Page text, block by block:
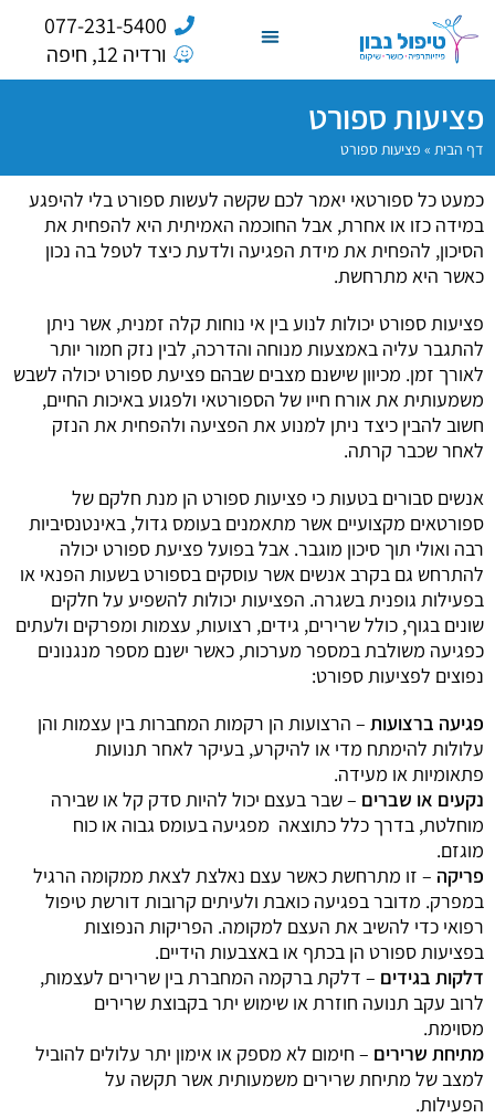
077-231-5400
ורדיה 12, חיפה
פציעות ספורט
דף הבית » פציעות ספורט
כמעט כל ספורטאי יאמר לכם שקשה לעשות ספורט בלי להיפגע
במידה כזו או אחרת, אבל החוכמה האמיתית היא להפחית את
הסיכון, להפחית את מידת הפגיעה ולדעת כיצד לטפל בה נכון
כאשר היא מתרחשת.
פציעות ספורט יכולות לנוע בין אי נוחות קלה זמנית, אשר ניתן
להתגבר עליה באמצעות מנוחה והדרכה, לבין נזק חמור יותר
לאורך זמן. מכיוון שישנם מצבים שבהם פציעת ספורט יכולה לשבש
משמעותית את אורח חייו של הספורטאי ולפגוע באיכות החיים,
חשוב להבין כיצד ניתן למנוע את הפציעה ולהפחית את הנזק
לאחר שכבר קרתה.
אנשים סבורים בטעות כי פציעות ספורט הן מנת חלקם של
ספורטאים מקצועיים אשר מתאמנים בעומס גדול, באינטנסיביות
רבה ואולי תוך סיכון מוגבר. אבל בפועל פציעת ספורט יכולה
להתרחש גם בקרב אנשים אשר עוסקים בספורט בשעות הפנאי או
בפעילות גופנית בשגרה. הפציעות יכולות להשפיע על חלקים
שונים בגוף, כולל שרירים, גידים, רצועות, עצמות ומפרקים ולעתים
כפגיעה משולבת במספר מערכות, כאשר ישנם מספר מנגנונים
נפוצים לפציעות ספורט:
פגיעה ברצועות – הרצועות הן רקמות המחברות בין עצמות והן
עלולות להימתח מדי או להיקרע, בעיקר לאחר תנועות
פתאומיות או מעידה.
נקעים או שברים – שבר בעצם יכול להיות סדק קל או שבירה
מוחלטת, בדרך כלל כתוצאה מפגיעה בעומס גבוה או כוח
מוגזם.
פריקה – זו מתרחשת כאשר עצם נאלצת לצאת ממקומה הרגיל
במפרק. מדובר בפגיעה כואבת ולעיתים קרובות דורשת טיפול
רפואי כדי להשיב את העצם למקומה. הפריקות הנפוצות
בפציעות ספורט הן בכתף או באצבעות הידיים.
דלקות בגידים – דלקת ברקמה המחברת בין שרירים לעצמות,
לרוב עקב תנועה חוזרת או שימוש יתר בקבוצת שרירים
מסוימת.
מתיחת שרירים – חימום לא מספק או אימון יתר עלולים להוביל
למצב של מתיחת שרירים משמעותית אשר תקשה על
הפעילות.